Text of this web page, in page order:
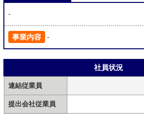
-
事業内容 -
社員状況
連結従業員
提出会社従業員